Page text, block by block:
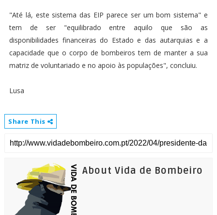
"Até lá, este sistema das EIP parece ser um bom sistema" e
tem de ser "equilibrado entre aquilo que são as
disponibilidades financeiras do Estado e das autarquias e a
capacidade que o corpo de bombeiros tem de manter a sua
matriz de voluntariado e no apoio às populações", concluiu.
Lusa
Share This
About Vida de Bombeiro